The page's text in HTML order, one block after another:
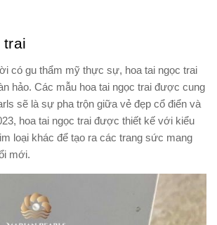
trai
có gu thẩm mỹ thực sự, hoa tai ngọc trai
hảo. Các mẫu hoa tai ngọc trai được cung
sẽ là sự pha trộn giữa vẻ đẹp cổ điển và
hoa tai ngọc trai được thiết kế với kiểu
loại khác để tạo ra các trang sức mang
mới.